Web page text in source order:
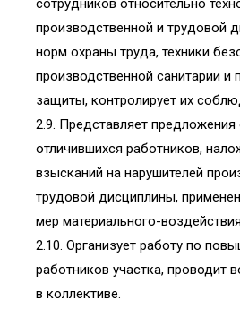
сотрудников относительно
производственной и трудовой
норм охраны труда, техники
производственной санитарии и
защиты, контролирует их
2.9. Представляет
отличившихся работников,
взысканий на нарушителей
трудовой дисциплины,
мер материального-
2.10. Организует работу по
работников участка, проводит
в коллективе.